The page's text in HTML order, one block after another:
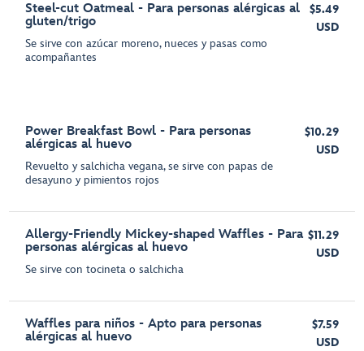
Steel-cut Oatmeal - Para personas alérgicas al
gluten/trigo
Se sirve con azúcar moreno, nueces y pasas como
acompañantes
$5.49
USD
Power Breakfast Bowl - Para personas
alérgicas al huevo
Revuelto y salchicha vegana, se sirve con papas de
desayuno y pimientos rojos
$10.29
USD
Allergy-Friendly Mickey-shaped Waffles - Para
personas alérgicas al huevo
Se sirve con tocineta o salchicha
$11.29
USD
Waffles para niños - Apto para personas
alérgicas al huevo
$7.59
USD